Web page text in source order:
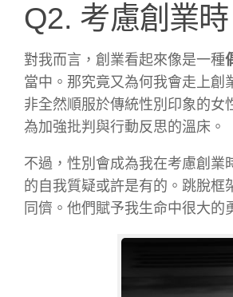
Q2. 考慮創業
對我而言，創業看起來像是一種
當中。那究竟又為何我會走上創
非全然順服於傳統性別印象的女
為加強批判與行動反思的溫床。
不過，性別會成為我在考慮創
的自我質疑或許是有的。跳脫框
同儕。他們賦予我生命中很大